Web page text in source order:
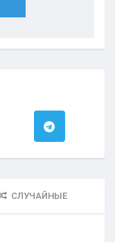
СЛУЧАЙНЫЕ